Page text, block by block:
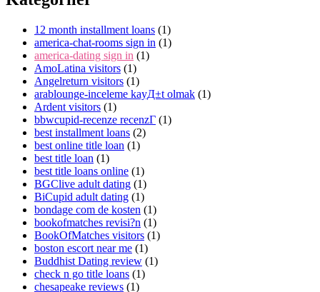
12 month installment loans (1)
america-chat-rooms sign in (1)
america-dating sign in (1)
AmoLatina visitors (1)
Angelreturn visitors (1)
arablounge-inceleme kayД±t olmak (1)
Ardent visitors (1)
bbwcupid-recenze recenzГ­ (1)
best installment loans (2)
best online title loan (1)
best title loan (1)
best title loans online (1)
BGClive adult dating (1)
BiCupid adult dating (1)
bondage com de kosten (1)
bookofmatches revisi?n (1)
BookOfMatches visitors (1)
boston escort near me (1)
Buddhist Dating review (1)
check n go title loans (1)
chesapeake reviews (1)